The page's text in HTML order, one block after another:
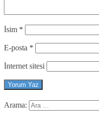
İsim *
E-posta *
İnternet sitesi
Arama: